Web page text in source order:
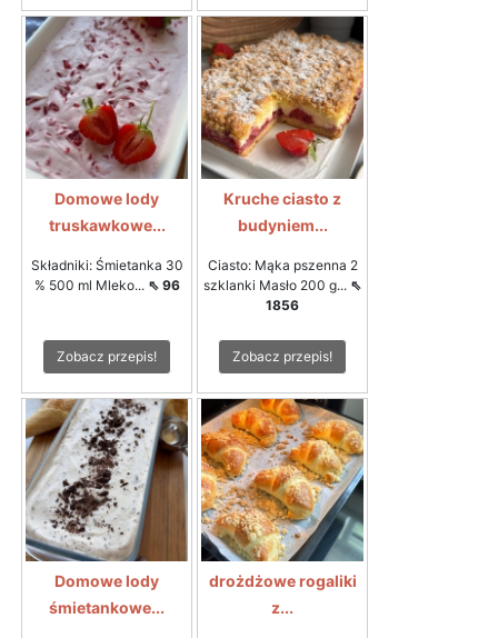
Domowe lody
truskawkowe...
Składniki: Śmietanka 30
% 500 ml Mleko... ⇖ 96
Zobacz przepis!
Kruche ciasto z
budyniem...
Ciasto: Mąka pszenna 2
szklanki Masło 200 g... ⇖
1856
Zobacz przepis!
Domowe lody
śmietankowe...
drożdżowe rogaliki
z...